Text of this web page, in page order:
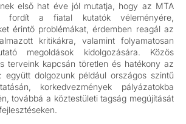
első hat éve jól mutatja, hogy az MTA
fordít a fiatal kutatók véleményére,
érintő problémákat, érdemben reagál az
kritikákra, valamint folyamatosan
megoldások kidolgozására. Közös
terveink kapcsán töretlen és hatékony az
együtt dolgozunk például országos szintű
korkedvezmények pályázatokba
továbbá a köztestületi tagság megújítását